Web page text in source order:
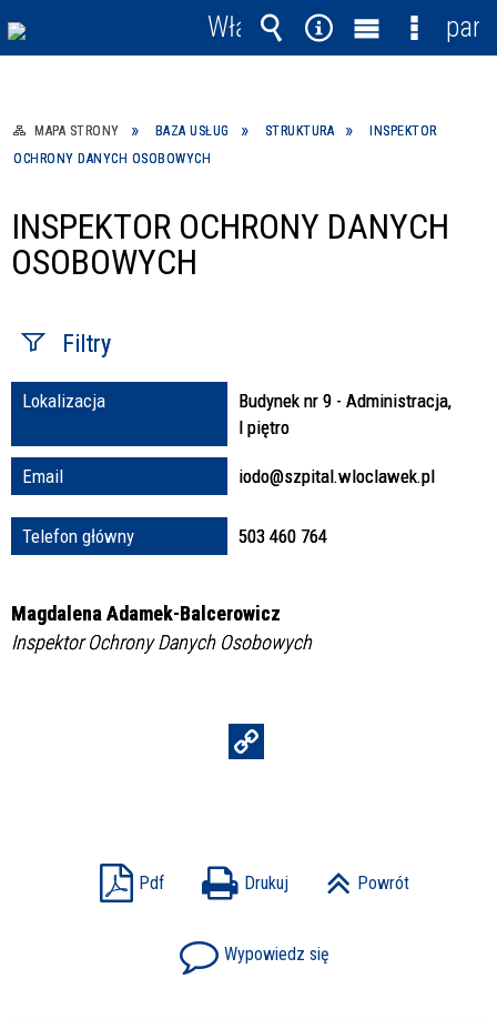
MAPA STRONY BAZA USŁUG STRUKTURA
INSPEKTOR
OCHRONY DANYCH OSOBOWYCH
INSPEKTOR OCHRONY DANYCH
OSOBOWYCH
Filtry
Fraza / imię,
Struktura
Sprawa
Lokalizacja
Budynek nr 9 - Administracja,
I piętro
Email iodo@szpital.wloclawek.pl
Telefon główny 503 460 764
Magdalena Adamek-Balcerowicz
Inspektor Ochrony Danych Osobowych
Pdf Drukuj Powrót
Wypowiedz się
Włącz
powiadomienia
Wyszukiwarka
Narzędzia
MenuMenu